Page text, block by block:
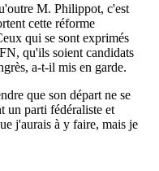
M. Philippot, c'est
cette réforme
qui se sont exprimés
qu'ils soient candidats
a-t-il mis en garde.
que son départ ne se
un parti fédéraliste et
j'aurais à y faire, mais je